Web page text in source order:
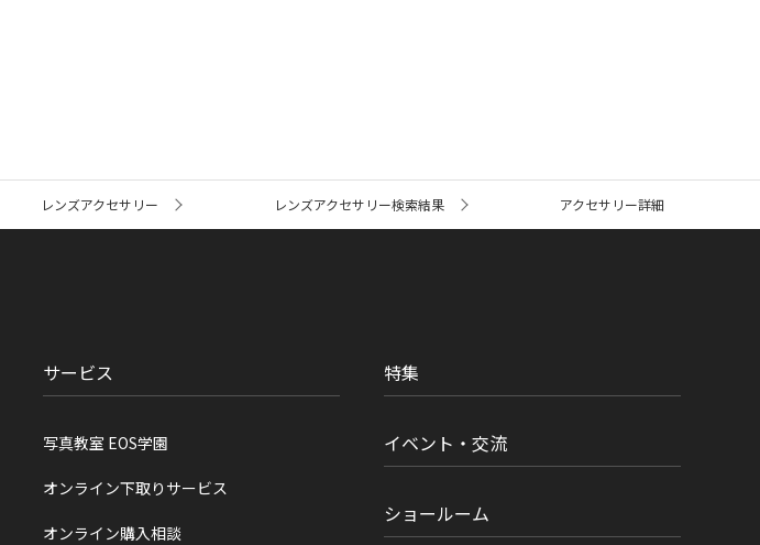
レンズアクセサリー レンズアクセサリー検索結果 アクセサリー詳細
サービス
写真教室 EOS学園
オンライン下取りサービス
オンライン購入相談
特集
イベント・交流
ショールーム